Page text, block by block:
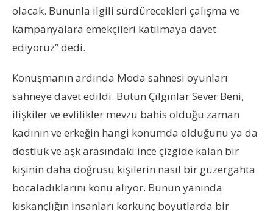
olacak. Bununla ilgili sürdürecekleri çalışma ve
kampanyalara emekçileri katılmaya davet
ediyoruz” dedi.
Konuşmanın ardında Moda sahnesi oyunları
sahneye davet edildi. Bütün Çılgınlar Sever Beni,
ilişkiler ve evlilikler mevzu bahis olduğu zaman
kadının ve erkeğin hangi konumda olduğunu ya da
dostluk ve aşk arasındaki ince çizgide kalan bir
kişinin daha doğrusu kişilerin nasıl bir güzergahta
bocaladıklarını konu alıyor. Bunun yanında
kıskançlığın insanları korkunç boyutlarda bir